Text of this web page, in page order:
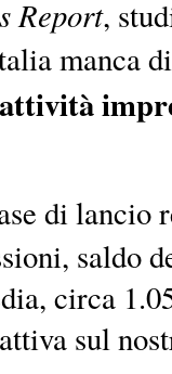
Report,
manca
di lancio
saldo
circa
sul